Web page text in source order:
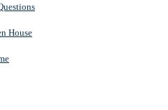
House